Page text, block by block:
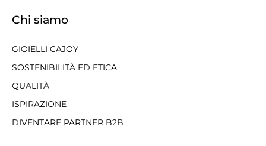
Chi siamo
GIOIELLI CAJOY
SOSTENIBILITÀ ED ETICA
QUALITÀ
ISPIRAZIONE
DIVENTARE PARTNER B2B